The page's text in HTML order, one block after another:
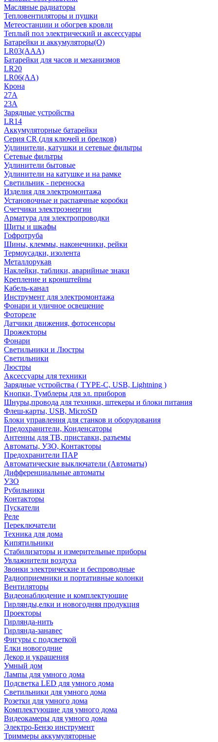
Масляные радиаторы
Тепловентиляторы и пушки
Метеостанции и обогрев кровли
Теплый пол электрический и аксессуары
Батарейки и аккумуляторы(О)
LR03(AAA)
Батарейки для часов и механизмов
LR20
LR06(AA)
Крона
27A
23A
Зарядные устройства
LR14
Аккумуляторные батарейки
Серия CR (для ключей и брелков)
Удлинители, катушки и сетевые фильтры
Сетевые фильтры
Удлинители бытовые
Удлинители на катушке и на рамке
Светильник - переноска
Изделия для электромонтажа
Установочные и распаячные коробки
Счетчики электроэнергии
Арматура для электропроводки
Щиты и шкафы
Гофротруба
Шины, клеммы, наконечники, рейки
Термоусадки, изолента
Металлорукав
Наклейки, таблики, аварийные знаки
Крепление и кронштейны
Кабель-канал
Инструмент для электромонтажа
Фонари и уличное освещение
Фотореле
Датчики движения, фотосенсоры
Прожекторы
Фонари
Светильники и Люстры
Светильники
Люстры
Аксессуары для техники
Зарядные устройства ( TYPE-C, USB, Lightning )
Кнопки, Тумблеры для эл. приборов
Шнуры,провода для техники, штекеры и блоки питания
Флеш-карты, USB, MicroSD
Блоки управления для станков и оборудования
Предохранители, Конденсаторы
Антенны для ТВ, приставки, разъемы
Автоматы, УЗО, Контакторы
Предохранители ПАР
Автоматические выключатели (Автоматы)
Дифференциальные автоматы
УЗО
Рубильники
Контакторы
Пускатели
Реле
Переключатели
Техника для дома
Кипятильники
Стабилизаторы и измерительные приборы
Увлажнители воздуха
Звонки электрические и беспроводные
Радиоприемники и портативные колонки
Вентиляторы
Видеонаблюдение и комплектующие
Гирлянды,елки и новогодняя продукция
Проекторы
Гирлянда-нить
Гирлянда-занавес
Фигуры с подсветкой
Елки новогодние
Декор и украшения
Умный дом
Лампы для умного дома
Подсветка LED для умного дома
Светильники для умного дома
Розетки для умного дома
Комплектующие для умного дома
Видеокамеры для умного дома
Электро-Бензо инструмент
Триммеры аккумуляторные